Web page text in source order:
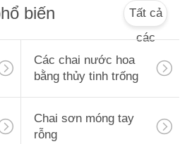
biến
Tất cả
các
Các chai nước hoa
bằng thủy tinh trống
Chai sơn móng tay
rỗng